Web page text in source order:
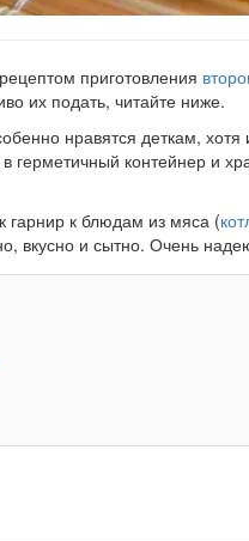
приготовления
их подать, читайте ниже.
нравятся деткам, хотя
герметичный контейнер и
гарнир к блюдам из мяса (
вкусно и сытно. Очень